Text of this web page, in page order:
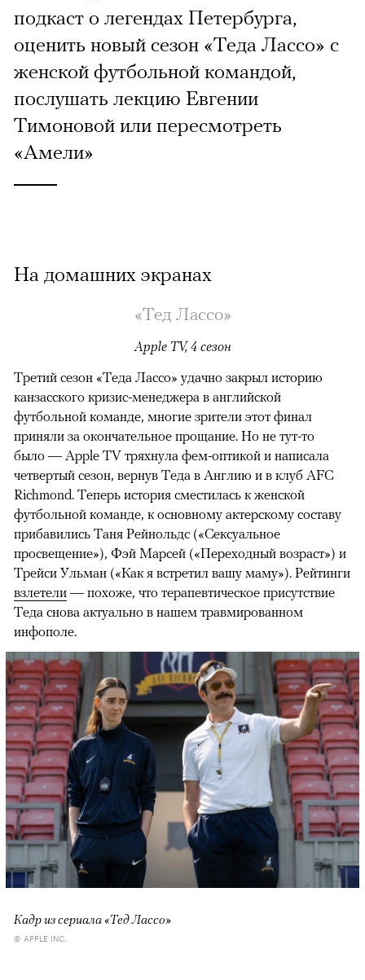
подкаст о легендах Петербурга,
оценить новый сезон «Теда Лассо» с
женской футбольной командой,
послушать лекцию Евгении
Тимоновой или пересмотреть
«Амели»
На домашних экранах
«Тед Лассо»
Apple TV, 4 сезон
00:00 / 00:00
Третий сезон «Теда Лассо» удачно закрыл историю
канзасского кризис-менеджера в английской
футбольной команде, многие зрители этот финал
приняли за окончательное прощание. Но не тут-то
было — Apple TV тряхнула фем-оптикой и написала
четвертый сезон, вернув Теда в Англию и в клуб AFC
Richmond. Теперь история сместилась к женской
футбольной команде, к основному актерскому составу
прибавились Таня Рейнольдс («Сексуальное
просвещение»), Фэй Марсей («Переходный возраст») и
Трейси Ульман («Как я встретил вашу маму»). Рейтинги
взлетели — похоже, что терапевтическое присутствие
Теда снова актуально в нашем травмированном
инфополе.
Кадр из сериала «Тед Лассо»
© APPLE INC.